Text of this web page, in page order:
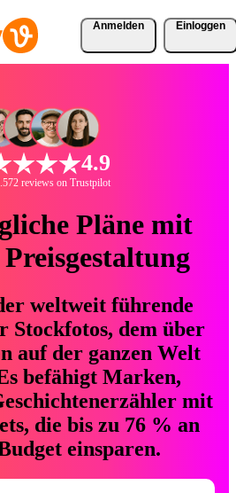
Anmelden Einloggen
4.9
reviews on Trustpilot
Pläne mit
weltweit führende
dem über
auf der ganzen Welt
befähigt Marken,
mit
die bis zu 76 % an
einsparen.